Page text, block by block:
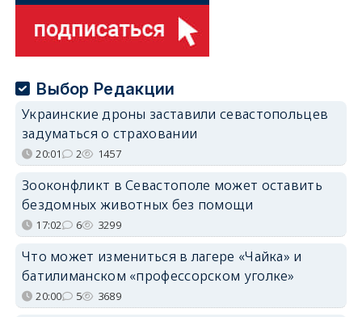
Выбор Редакции
Украинские дроны заставили севастопольцев
задуматься о страховании
20:01 2 1457
Зооконфликт в Севастополе может оставить
бездомных животных без помощи
17:02 6 3299
Что может измениться в лагере «Чайка» и
батилиманском «профессорском уголке»
20:00 5 3689